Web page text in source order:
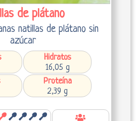
de plátano
natillas de plátano sin
azúcar
Hidratos
16,05 g
Proteína
2,39 g